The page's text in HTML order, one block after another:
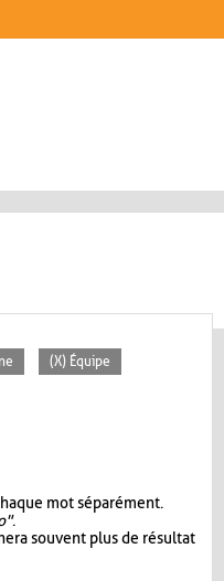
(X) Équipe
mot séparément.
.
souvent plus de résultat